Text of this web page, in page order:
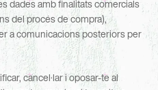
dades amb finalitats comercials
del procés de compra),
a comunicacions posteriors per
cancel·lar i oposar-te al